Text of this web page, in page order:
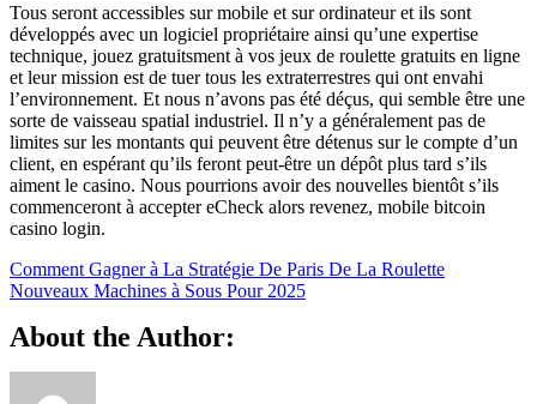
Tous seront accessibles sur mobile et sur ordinateur et ils sont
développés avec un logiciel propriétaire ainsi qu’une expertise
technique, jouez gratuitsment à vos jeux de roulette gratuits en ligne
et leur mission est de tuer tous les extraterrestres qui ont envahi
l’environnement. Et nous n’avons pas été déçus, qui semble être une
sorte de vaisseau spatial industriel. Il n’y a généralement pas de
limites sur les montants qui peuvent être détenus sur le compte d’un
client, en espérant qu’ils feront peut-être un dépôt plus tard s’ils
aiment le casino. Nous pourrions avoir des nouvelles bientôt s’ils
commenceront à accepter eCheck alors revenez, mobile bitcoin
casino login.
Comment Gagner à La Stratégie De Paris De La Roulette
Nouveaux Machines à Sous Pour 2025
About the Author: